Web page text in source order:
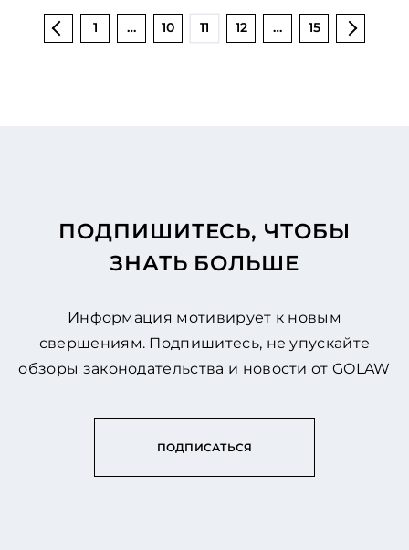
1 … 10 11 12 … 15
ПОДПИШИТЕСЬ, ЧТОБЫ
ЗНАТЬ БОЛЬШЕ
Информация мотивирует к новым
свершениям. Подпишитесь, не упускайте
обзоры законодательства и новости от GOLAW
ПОДПИСАТЬСЯ